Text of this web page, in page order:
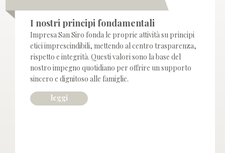
I nostri principi fondamentali
Impresa San Siro fonda le proprie attività su principi
etici imprescindibili, mettendo al centro trasparenza,
rispetto e integrità. Questi valori sono la base del
nostro impegno quotidiano per offrire un supporto
sincero e dignitoso alle famiglie.
leggi